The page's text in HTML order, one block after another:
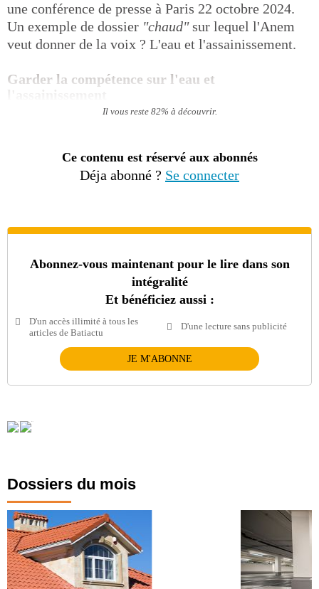
une conférence de presse à Paris 22 octobre 2024.
Un exemple de dossier "chaud"sur lequel l'Anem
veut donner de la voix ? L'eau et l'assainissement.
Garder la compétence sur l'eau et
Il vous reste 82% à découvrir.
Ce contenu est réservé aux abonnés
Déja abonné ? Se connecter
Abonnez-vous maintenant pour le lire dans son
intégralité
Et bénéficiez aussi :
D'un accès illimité à tous les
articles de Batiactu
D'une lecture sans publicité
JE M'ABONNE
Dossiers du mois